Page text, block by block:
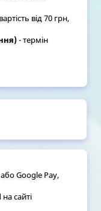
від 70 грн,
- термін
Google Pay,
сайті